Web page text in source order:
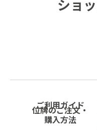
ショ
ご利用ガイド
位牌のご注⽂・
購⼊⽅法